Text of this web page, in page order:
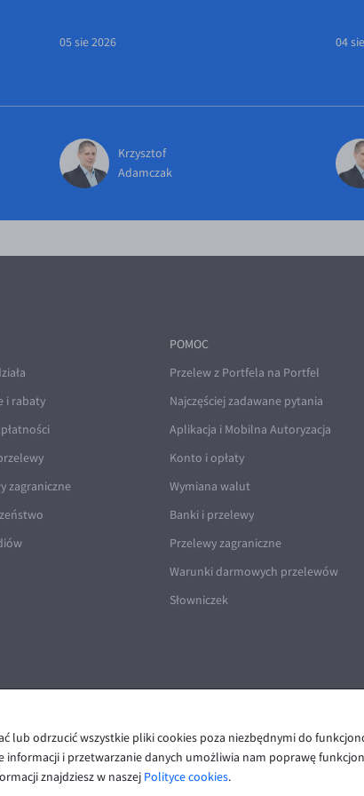
05 sie 2026
Krzysztof
Adamczak
04
lub odrzucić wszystkie pliki cookies poza niezbędnymi do
informacji i przetwarzanie danych umożliwia nam poprawę
znajdziesz w naszej Polityce cookies.
i rabaty
zagraniczne
POMOC
Przelew z Portfela na Portfel
Najczęściej zadawane pytania
Aplikacja i Mobilna Autoryzacja
Konto i opłaty
Wymiana walut
Banki i przelewy
Przelewy zagraniczne
Warunki darmowych przelewów
Słowniczek
prywatności i cookies | Deklaracja dostępności